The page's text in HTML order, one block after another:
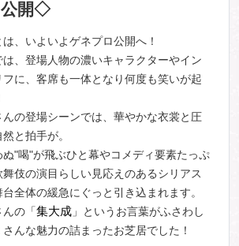
開◇
、いよいよゲネプロ公開へ！
、登場人物の濃いキャラクターやイン
に、客席も一体となり何度も笑いが起
の登場シーンでは、華やかな衣裳と圧
と拍手が。
"喝"が飛ぶひと幕やコメディ要素たっぷ
舞伎の演目らしい見応えのあるシリアス
全体の緩急にぐっと引き込まれます。
の「集大成 」というお言葉がふさわし
んな魅力の詰まったお芝居でした！